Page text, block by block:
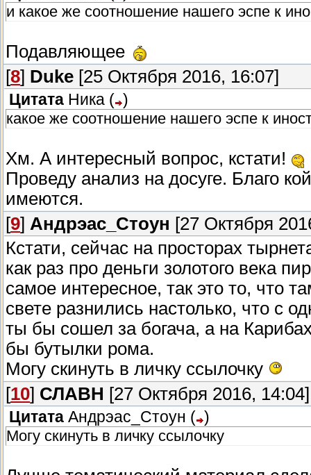
и какое же соотношение нашего эспе к
Подавляющее
[8] Duke [25 Октября 2016, 16:07]
Цитата Ника ( )
какое же соотношение нашего эспе к
Хм. А интересный вопрос, кстати!
Проведу анализ на досуге. Благо
имеются.
[9] Андрэас_Стоун [27 Октября
Кстати, сейчас на просторах
как раз про деньги золотого века
самое интересное, так это то, что
свете разнились настолько, что с
ты бы сошел за богача, а на
бы бутылки рома.
Могу скинуть в личку ссылочку
[10] СЛАВН [27 Октября 2016, 14:04]
Цитата Андрэас_Стоун ( )
Могу скинуть в личку ссылочку